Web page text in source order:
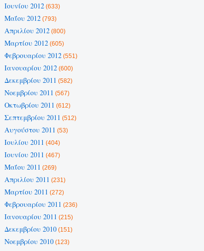
Ιουνίου 2012(633)
Μαΐου 2012(793)
Απριλίου 2012(800)
Μαρτίου 2012(605)
Φεβρουαρίου 2012(551)
Ιανουαρίου 2012(600)
Δεκεμβρίου 2011 (582)
Νοεμβρίου 2011 (567)
Οκτωβρίου 2011 (612)
Σεπτεμβρίου 2011 (512)
Αυγούστου 2011 (53)
Ιουλίου 2011 (404)
Ιουνίου 2011 (467)
Μαΐου 2011 (269)
Απριλίου 2011 (231)
Μαρτίου 2011 (272)
Φεβρουαρίου 2011 (236)
Ιανουαρίου 2011 (215)
Δεκεμβρίου 2010(151)
Νοεμβρίου 2010(123)